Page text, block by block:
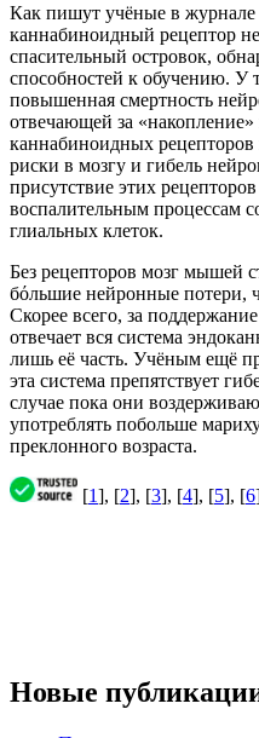
Как пишут учёные в
каннабиноидный рецептор
спасительный островок,
способностей к обучению. У
повышенная смертность
отвечающей за
каннабиноидных
риски в мозгу и гибель
присутствие этих
воспалительным процессам
глиальных клеток.
Без рецепторов мозг мышей
бόльшие нейронные потери,
Скорее всего, за
отвечает вся система
лишь её часть. Учёным ещё
эта система препятствует
случае пока они
употреблять побольше
преклонного возраста.
[1], [2], [3], [4], [5], [6
Новые